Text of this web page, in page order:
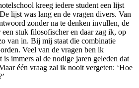
kreeg iedere student een lijst
lijst was lang en de vragen divers. Van
zonder na te denken invullen, de
stuk filosofischer en daar zag ik, op
van in. Bij mij staat die combinatie
Veel van de vragen ben ik
is immers al de nodige jaren geleden dat
één vraag zal ik nooit vergeten: ‘Hoe